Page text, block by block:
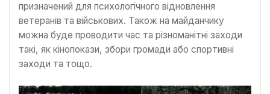
призначений для психологічного відновлення
ветеранів та військових. Також на майданчику
можна буде проводити час та різноманітні заходи
такі, як кінопокази, збори громади або спортивні
заходи та тощо.